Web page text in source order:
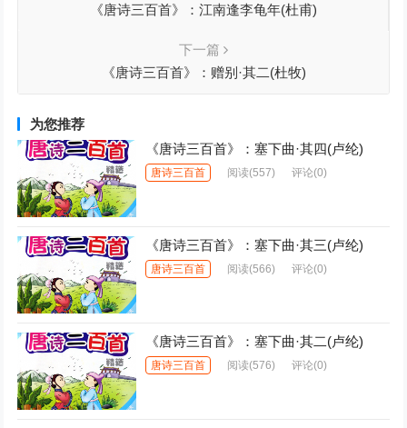
《唐诗三百首》：江南逢李龟年(杜甫)
下一篇
《唐诗三百首》：赠别·其二(杜牧)
为您推荐
《唐诗三百首》：塞下曲·其四(卢纶)
唐诗三百首 阅读(557) 评论(0)
《唐诗三百首》：塞下曲·其三(卢纶)
唐诗三百首 阅读(566) 评论(0)
《唐诗三百首》：塞下曲·其二(卢纶)
唐诗三百首 阅读(576) 评论(0)